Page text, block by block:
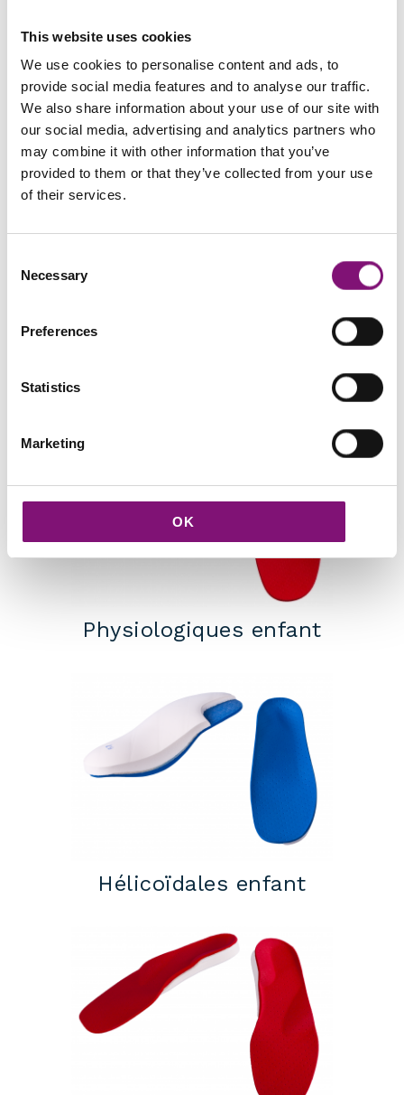
This website uses cookies
We use cookies to personalise content and ads, to
provide social media features and to analyse our traffic.
We also share information about your use of our site with
our social media, advertising and analytics partners who
may combine it with other information that you’ve
provided to them or that they’ve collected from your use
of their services.
Selection
Necessary
Preferences
Statistics
Marketing
OK
Phlébologiques
Physiologiques enfant
Hélicoïdales enfant